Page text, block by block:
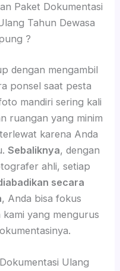
Paket Dokumentasi
Tahun Dewasa
?
dengan mengambil
ponsel saat pesta
mandiri sering kali
ruangan yang minim
karena Anda
Sebaliknya, dengan
ahli, setiap
secara
, Anda bisa fokus
yang mengurus
Ulang